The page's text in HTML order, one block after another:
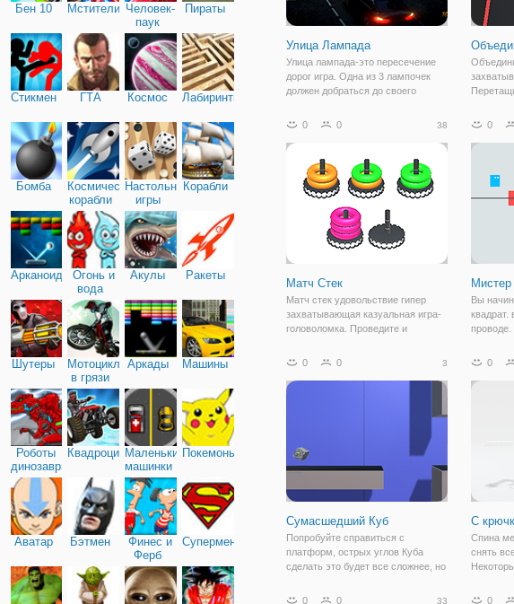
Бен 10 Мстители Человек-
паук
Пираты
Стикмен ГТА Космос Лабиринты
Бомба
Космические
корабли
Настольные
игры
Корабли
Арканоид
Огонь и
вода
Акулы Ракеты
Шутеры
Мотоциклы
в грязи
Аркады Машины
Роботы
динозавры
КвадроциклыМаленькие
машинки
Покемоны
Аватар Бэтмен
Финес и
Ферб
Супермен
Улица Лампада
Улица лампада-это пересечение
дорог игра. Одна из 3 лампочек
должен добраться до своего
другую улицу, пока они не
чтобы
шары,
0 0 38
Матч Стек
Матч стек удовольствие гипер
захватывающая казуальная игра-
головоломка. Проведите и
стека , настройка мозга получать
цвета кольца на один и тот же бар,
0
Вы
квадрат.
проводе.
не задев
0 0 3
Сумасшедший Куб
Попробуйте справиться с
платформ, острых углов Куба
сделать это будет все сложнее, но
стоять, как можно успешно
0
С
Спина
снять
0 0 33 0